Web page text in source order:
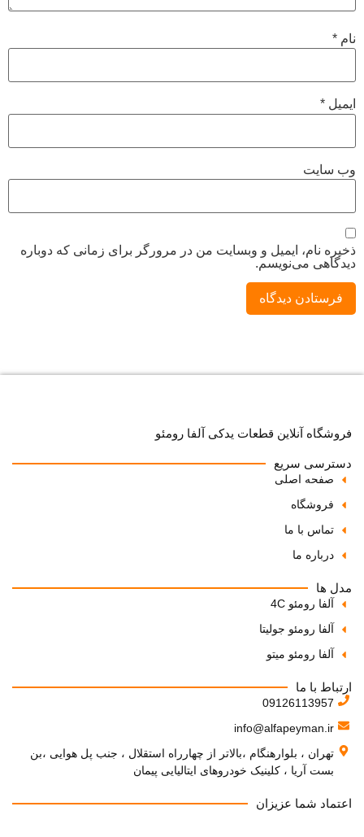
نام *
ایمیل *
وب‌ سایت
ذخیره نام، ایمیل و وبسایت من در مرورگر برای زمانی که دوباره
دیدگاهی می‌نویسم.
فروشگاه آنلاین قطعات یدکی آلفا رومئو
دسترسی سریع
صفحه اصلی
فروشگاه
تماس با ما
درباره ما
مدل ها
آلفا رومئو 4C
آلفا رومئو جولیتا
آلفا رومئو میتو
ارتباط با ما
09126113957
info@alfapeyman.ir
تهران ، بلوارهنگام ،بالاتر از چهارراه استقلال ، جنب پل هوایی ،بن
بست آریا ، کلینیک خودروهای ایتالیایی پیمان
اعتماد شما عزیزان